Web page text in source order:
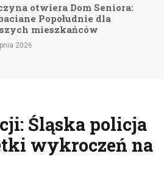
otwiera Dom Seniora:
Popołudnie dla
mieszkańców
2026
Śląska policja
wykroczeń na